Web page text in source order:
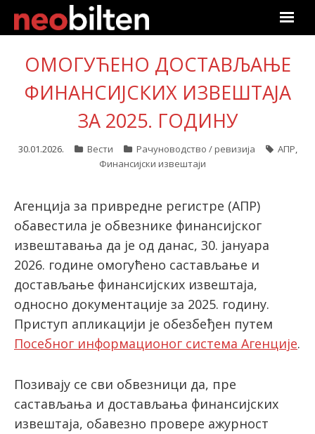
Почетна
Претрага
Актуелно
Подаци
О нама
Претплата
Пријава
ОМОГУЋЕНО ДОСТАВЉАЊЕ
ФИНАНСИЈСКИХ ИЗВЕШТАЈА
ЗА 2025. ГОДИНУ
30.01.2026. Вести Рачуноводство / ревизија АПР,
Финансијски извештаји
Агенција за привредне регистре (АПР)
обавестила је обвезнике финансијског
извештавања да је од данас, 30. јануара
2026. године омогућено састављање и
достављање финансијских извештаја,
односно документације за 2025. годину.
Приступ апликацији је обезбеђен путем
Посебног информационог система Агенције.
Позивају се сви обвезници да, пре
састављања и достављања финансијских
извештаја, обавезно провере ажурност